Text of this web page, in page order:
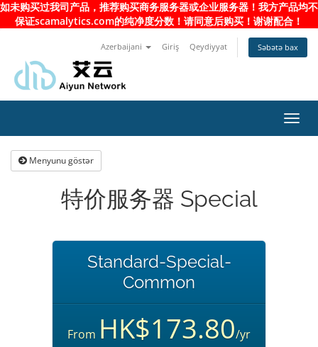
如未购买过我司产品，推荐购买商务服务器或企业服务器！我方产品均不
保证scamalytics.com的纯净度分数！请同意后购买！谢谢配合！
Azerbaijani Giriş Qeydiyyat Səbətə bax
keçid
Menyunu göstər
特价服务器 Special
Standard-Special-
Common
From HK$173.80/yr